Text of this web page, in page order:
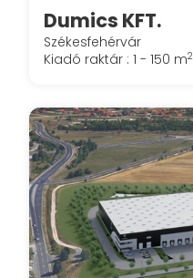
Dumics KFT.
Székesfehérvár
Kiadó raktár : 1 - 150 m2